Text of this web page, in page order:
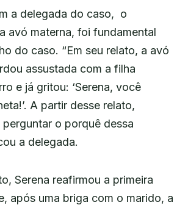
a delegada do caso, o
avó materna, foi fundamental
do caso. “Em seu relato, a avó
assustada com a filha
e já gritou: ‘Serena, você
A partir desse relato,
o porquê dessa
a delegada.
Serena reafirmou a primeira
após uma briga com o marido, a